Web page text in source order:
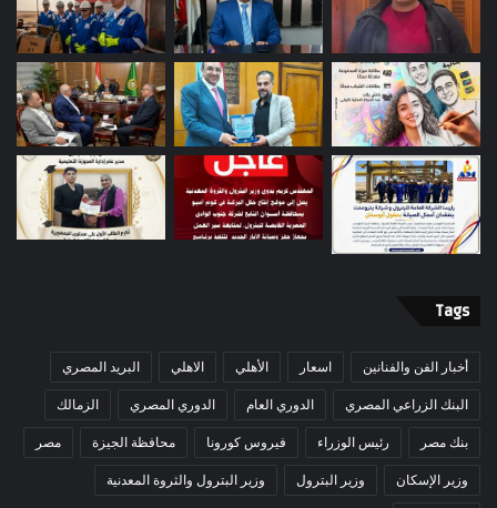
Tags
أخبار الفن والفنانين اسعار الأهلي الاهلي البريد المصري
البنك الزراعي المصري الدوري العام الدوري المصري الزمالك
بنك مصر رئيس الوزراء فيروس كورونا محافظة الجيزة مصر
وزير الإسكان وزير البترول وزير البترول والثروة المعدنية